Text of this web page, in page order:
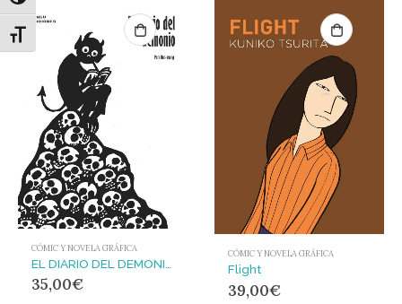
Alternar tamaño de letra
CÓMIC Y NOVELA GRÁFICA
35,00€
CÓMIC Y NOVELA GRÁFICA
Flight
39,00€